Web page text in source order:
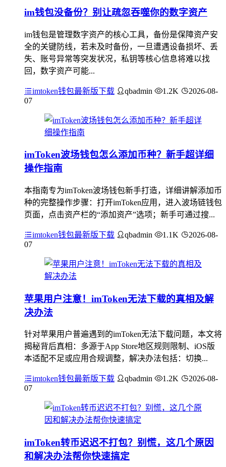
im钱包没备份？别让疏忽吞噬你的数字资产
im钱包是管理数字资产的核心工具，备份是保障资产安
全的关键防线，若未及时备份，一旦遭遇设备损坏、丢
失、账号异常等突发状况，私钥等核心信息将难以找
回，数字资产可能...
imtoken钱包最新版下载 qbadmin 1.2K
2026-08-
07
imToken波场钱包怎么添加币种？新手超详细
操作指南
本指南专为imToken波场钱包新手打造，详细讲解添加币
种的完整操作步骤：打开imToken应用，进入波场链钱包
页面，点击资产栏的“添加资产”选项；新手可通过搜...
imtoken钱包最新版下载 qbadmin 1.1K
2026-08-
07
苹果用户注意！imToken无法下载的真相及解
决办法
针对苹果用户普遍遇到的imToken无法下载问题，本文将
揭秘背后真相：多源于App Store地区规则限制、iOS版
本适配不足或应用合规调整，解决办法包括：切换...
imtoken钱包最新版下载 qbadmin 1.2K
2026-08-
07
imToken转币迟迟不打包？别慌，这几个原因
和解决办法帮你快速搞定